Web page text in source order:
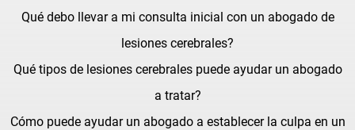
Qué debo llevar a mi consulta inicial con un abogado de
lesiones cerebrales?
Qué tipos de lesiones cerebrales puede ayudar un abogado
a tratar?
Cómo puede ayudar un abogado a establecer la culpa en un